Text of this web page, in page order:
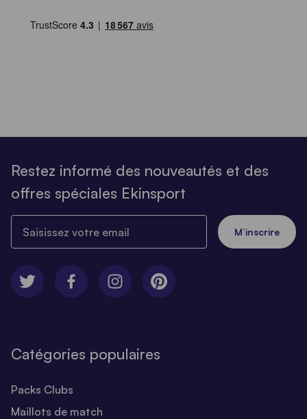
Restez informé des nouveautés et des
offres spéciales Ekinsport
M’inscrire
Catégories populaires
Packs Clubs
Maillots de match